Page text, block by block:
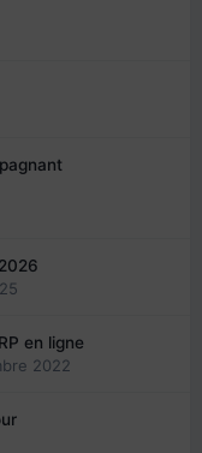
en ligne
2022